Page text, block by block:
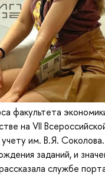
факультета
на VII
им. В.Я.
заданий, и
службе